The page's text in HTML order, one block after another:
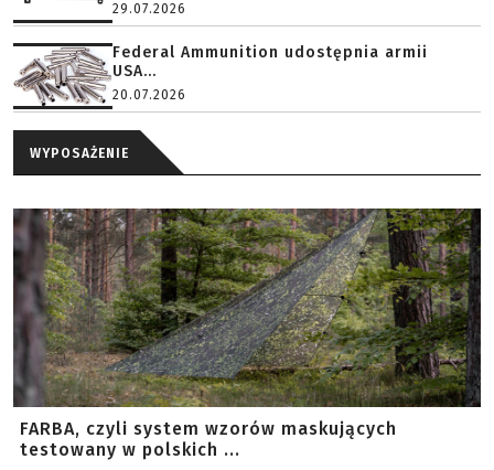
29.07.2026
Federal Ammunition udostępnia armii
USA...
20.07.2026
WYPOSAŻENIE
FARBA, czyli system wzorów maskujących
testowany w polskich ...